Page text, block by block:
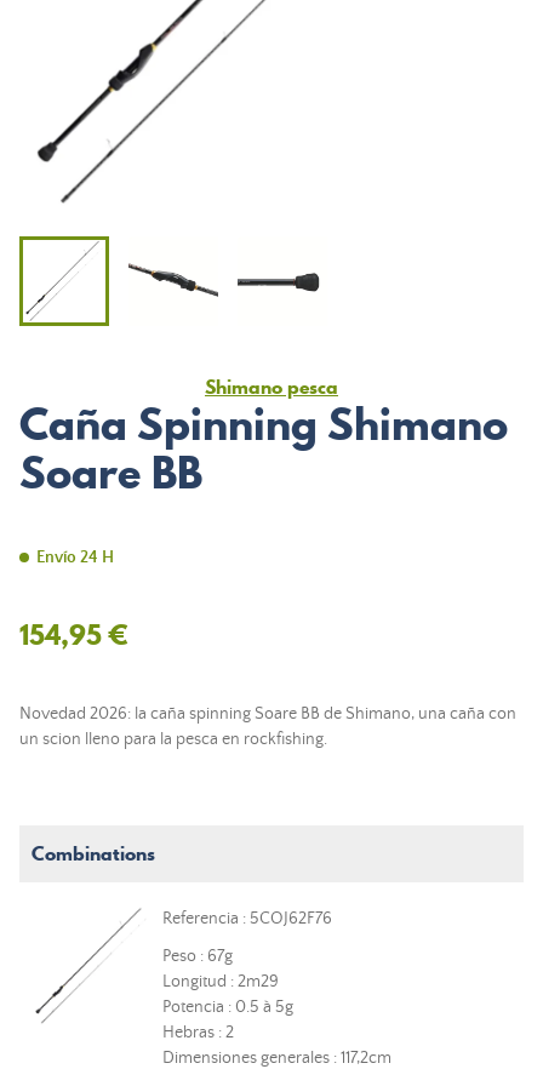
Shimano pesca
Caña Spinning Shimano
Soare BB
Envío 24 H
154,95 €
Novedad 2026: la caña spinning Soare BB de Shimano, una caña con
un scion lleno para la pesca en rockfishing.
Combinations
Referencia : 5COJ62F76
Peso : 67g
Longitud : 2m29
Potencia : 0.5 à 5g
Hebras : 2
Dimensiones generales : 117,2cm